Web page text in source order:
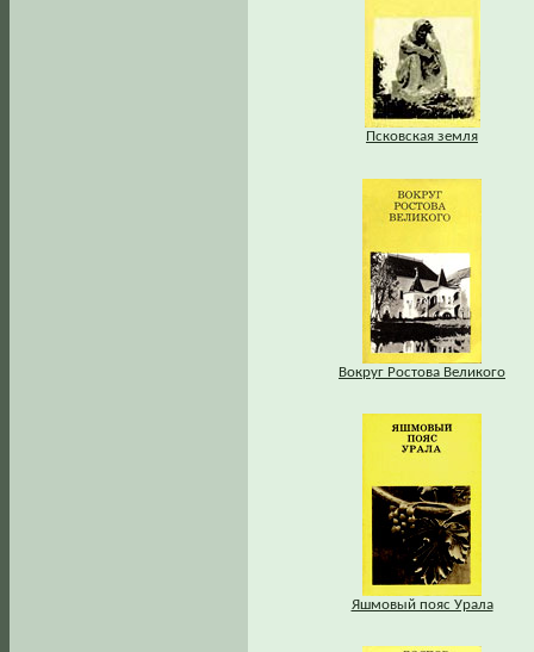
Псковская земля
Вокруг Ростова Великого
Яшмовый пояс Урала